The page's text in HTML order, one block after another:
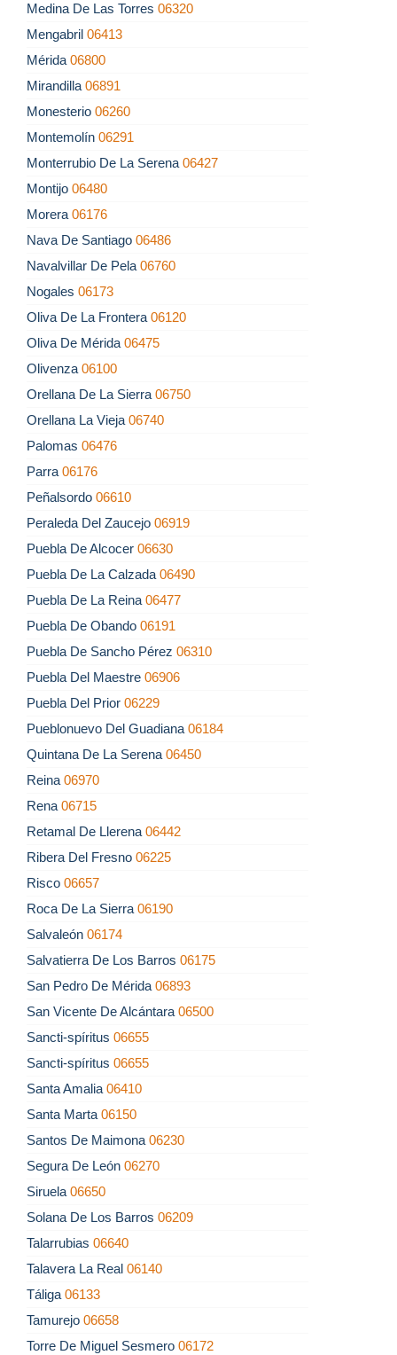
Medina De Las Torres 06320
Mengabril 06413
Mérida 06800
Mirandilla 06891
Monesterio 06260
Montemolín 06291
Monterrubio De La Serena 06427
Montijo 06480
Morera 06176
Nava De Santiago 06486
Navalvillar De Pela 06760
Nogales 06173
Oliva De La Frontera 06120
Oliva De Mérida 06475
Olivenza 06100
Orellana De La Sierra 06750
Orellana La Vieja 06740
Palomas 06476
Parra 06176
Peñalsordo 06610
Peraleda Del Zaucejo 06919
Puebla De Alcocer 06630
Puebla De La Calzada 06490
Puebla De La Reina 06477
Puebla De Obando 06191
Puebla De Sancho Pérez 06310
Puebla Del Maestre 06906
Puebla Del Prior 06229
Pueblonuevo Del Guadiana 06184
Quintana De La Serena 06450
Reina 06970
Rena 06715
Retamal De Llerena 06442
Ribera Del Fresno 06225
Risco 06657
Roca De La Sierra 06190
Salvaleón 06174
Salvatierra De Los Barros 06175
San Pedro De Mérida 06893
San Vicente De Alcántara 06500
Sancti-spíritus 06655
Sancti-spíritus 06655
Santa Amalia 06410
Santa Marta 06150
Santos De Maimona 06230
Segura De León 06270
Siruela 06650
Solana De Los Barros 06209
Talarrubias 06640
Talavera La Real 06140
Táliga 06133
Tamurejo 06658
Torre De Miguel Sesmero 06172